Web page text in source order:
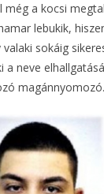
még a kocsi
lebukik,
sokáig
a neve
magánnyomozó.